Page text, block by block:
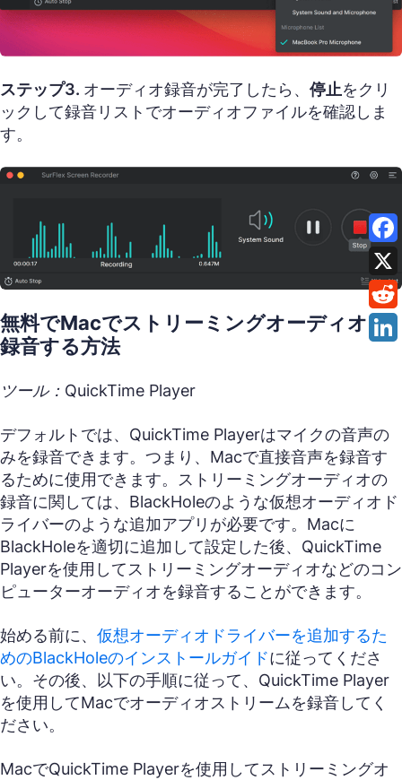
ステップ3. オーディオ録音が完了したら、 停止をクリ
ックして録音リストでオーディオファイルを確認しま
す。
無料でMacでストリーミングオーディオを
録音する方法
ツール：QuickTime Player
デフォルトでは、QuickTime Playerはマイクの音声の
みを録音できます。つまり、Macで直接音声を録音す
るために使用できます。ストリーミングオーディオの
録音に関しては、BlackHoleのような仮想オーディオド
ライバーのような追加アプリが必要です。Macに
BlackHoleを適切に追加して設定した後、QuickTime
Playerを使用してストリーミングオーディオなどのコン
ピューターオーディオを録音することができます。
始める前に、 仮想オーディオドライバーを追加するた
めのBlackHoleのインストールガイドに従ってくださ
い。その後、以下の手順に従って、QuickTime Player
を使用してMacでオーディオストリームを録音してく
ださい。
MacでQuickTime Playerを使用してストリーミングオ